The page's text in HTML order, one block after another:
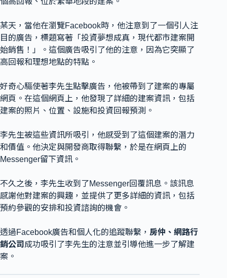
某天，當他在瀏覽Facebook時，他注意到了一個引人注
目的廣告，標題寫著「投資夢想成真，現代都市建案開
始銷售！」。這個廣告吸引了他的注意，因為它突顯了
高回報和理想地點的特點。
好奇心驅使著李先生點擊廣告，他被帶到了建案的專屬
網頁。在這個網頁上，他發現了詳細的建案資訊，包括
建案的照片、位置、設施和投資回報預測。
李先生被這些資訊所吸引，他感受到了這個建案的潛力
和價值。他決定與開發商取得聯繫，於是在網頁上的
Messenger留下資訊。
不久之後，李先生收到了Messenger回覆訊息。該訊息
感謝他對建案的興趣，並提供了更多詳細的資訊，包括
預約參觀的安排和投資諮詢的機會。
透過Facebook廣告和個人化的追蹤聯繫， 房仲、網路行
銷公司 成功吸引了李先生的注意並引導他進一步了解建
案。